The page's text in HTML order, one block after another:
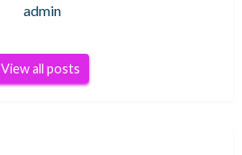
admin
View all posts